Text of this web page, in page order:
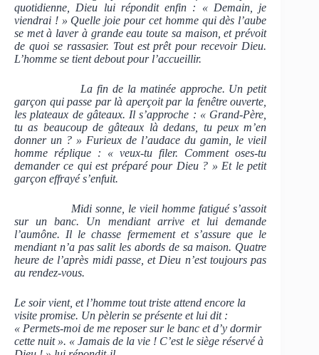
quotidienne, Dieu lui répondit enfin : « Demain, je
viendrai ! » Quelle joie pour cet homme qui dès l’aube
se met à laver à grande eau toute sa maison, et prévoit
de quoi se rassasier. Tout est prêt pour recevoir Dieu.
L’homme se tient debout pour l’accueillir.
La fin de la matinée approche. Un petit
garçon qui passe par là aperçoit par la fenêtre ouverte,
les plateaux de gâteaux. Il s’approche : « Grand-Père,
tu as beaucoup de gâteaux là dedans, tu peux m’en
donner un ? » Furieux de l’audace du gamin, le vieil
homme réplique : « veux-tu filer. Comment oses-tu
demander ce qui est préparé pour Dieu ? » Et le petit
garçon effrayé s’enfuit.
Midi sonne, le vieil homme fatigué s’assoit
sur un banc. Un mendiant arrive et lui demande
l’aumône. Il le chasse fermement et s’assure que le
mendiant n’a pas salit les abords de sa maison. Quatre
heure de l’après midi passe, et Dieu n’est toujours pas
au rendez-vous.
Le soir vient, et l’homme tout triste attend encore la
visite promise. Un pèlerin se présente et lui dit :
« Permets-moi de me reposer sur le banc et d’y dormir
cette nuit ». « Jamais de la vie ! C’est le siège réservé à